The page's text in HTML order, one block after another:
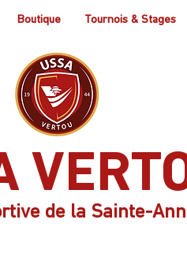
Boutique Tournois & Stages
de la Sainte-